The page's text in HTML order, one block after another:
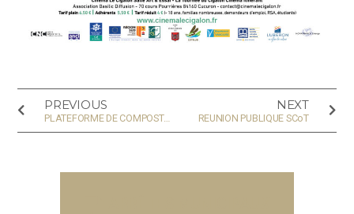
PREVIOUS
PLATEFORME DE COMPOSTAGE
NEXT
REUNION PUBLIQUE SCoT